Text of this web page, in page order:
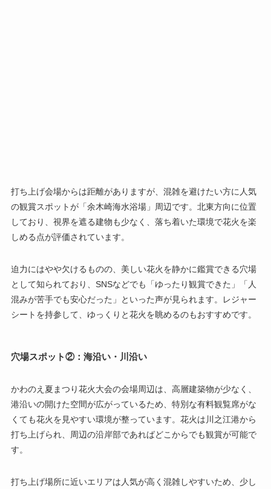
打ち上げ会場からは距離がありますが、混雑を避けたい方に人気
の観賞スポットが「余木崎海水浴場」周辺です。北東方向に位置
しており、視界を遮る建物も少なく、落ち着いた環境で花火を楽
しめる点が評価されています。
迫力にはやや欠けるものの、美しい花火を静かに鑑賞できる穴場
として知られており、SNSなどでも「ゆったり観賞できた」「人
混みが苦手でも安心だった」といった声が見られます。レジャー
シートを持参して、ゆっくりと花火を眺めるのもおすすめです。
穴場スポット②：海沿い・川沿い
かわのえ夏まつり花火大会の会場周辺は、高層建築物が少なく、
港沿いの開けた空間が広がっているため、特別な有料観覧席がな
くても花火を見やすい環境が整っています。花火は川之江港から
打ち上げられ、周辺の沿岸部であればどこからでも観賞が可能で
す。
打ち上げ場所に近いエリアは人気が高く混雑しやすいため、少し